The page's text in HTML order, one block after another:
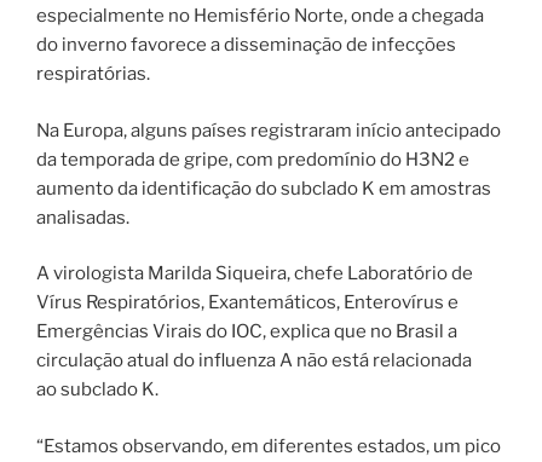
especialmente no Hemisfério Norte, onde a chegada
do inverno favorece a disseminação de infecções
respiratórias.
Na Europa, alguns países registraram início antecipado
da temporada de gripe, com predomínio do H3N2 e
aumento da identificação do subclado K em amostras
analisadas.
A virologista Marilda Siqueira, chefe Laboratório de
Vírus Respiratórios, Exantemáticos, Enterovírus e
Emergências Virais do IOC, explica que no Brasil a
circulação atual do influenza A não está relacionada
ao subclado K.
“Estamos observando, em diferentes estados, um pico